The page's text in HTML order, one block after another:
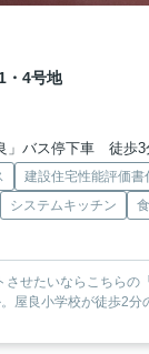
・4号地
」バス停下車 徒歩3
建設住宅性能評価書
システムキッチン
させたいならこちらの
屋良小学校が徒歩2分